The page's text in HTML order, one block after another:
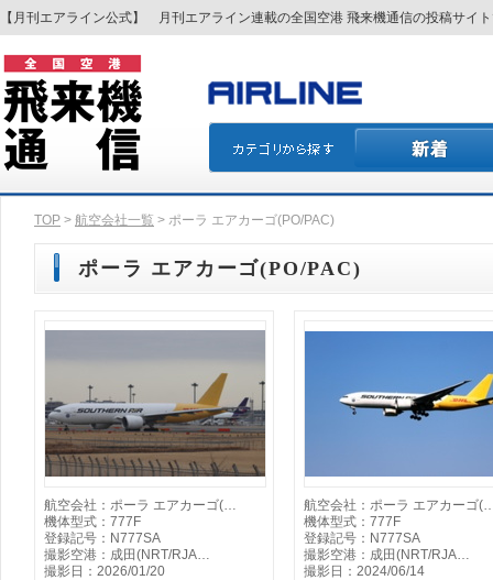
【月刊エアライン公式】 月刊エアライン連載の全国空港 飛来機通信の投稿サイ
TOP > 航空会社一覧 > ポーラ エアカーゴ(PO/PAC)
ポーラ エアカーゴ(PO/PAC)
航空会社：ポーラ エアカーゴ(…
機体型式：777F
登録記号：N777SA
撮影空港：成田(NRT/RJA…
撮影日：2026/01/20
航空会社：ポーラ エアカーゴ
機体型式：777F
登録記号：N777SA
撮影空港：成田(NRT/RJA…
撮影日：2024/06/14